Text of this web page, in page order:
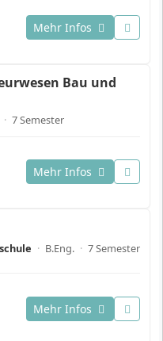
Mehr Infos
Bau und
· 7 Semester
Mehr Infos
· B.Eng. · 7 Semester
Mehr Infos